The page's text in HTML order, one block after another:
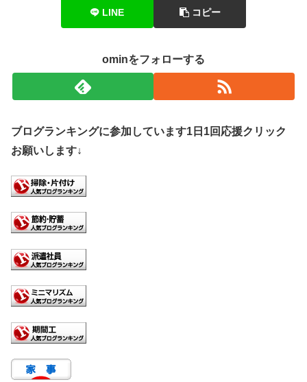
LINE コピー
ominをフォローする
ブログランキングに参加しています1日1回応援クリック
お願いします↓